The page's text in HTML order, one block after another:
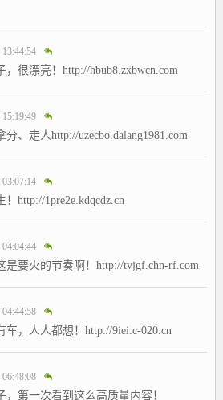
13:44:54
，很漂亮！http://hbub8.zxbwcn.com
15:19:49
、走人http://uzecbo.dalang1981.com
03:07:14
http://1pre2e.kdqcdz.cn
04:04:44
是要火的节奏啊！http://tvjgf.chn-rf.com
04:44:58
车，人人都想！http://9iei.c-020.cn
06:48:08
，第一次看到这么高质量内容！